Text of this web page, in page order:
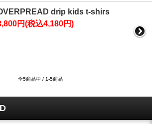
drip kids t-shirs
円(税込4,180円)
全5商品中 / 1-5商品